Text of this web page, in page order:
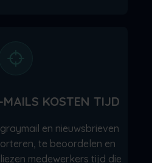
MAILS KOSTEN TIJD
en nieuwsbrieven
te beoordelen en
medewerkers tijd die